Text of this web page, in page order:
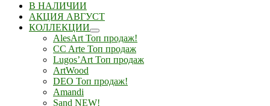
В НАЛИЧИИ
АКЦИЯ АВГУСТ
КОЛЛЕКЦИИ
AlesArt Топ продаж!
CC Arte Топ продаж
Lugos’Art Топ продаж
ArtWood
DEO Топ продаж!
Amandi
Sand NEW!